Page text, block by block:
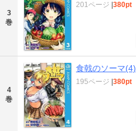
3
巻
201ページ 380pt
4
巻
食戟のソーマ(4)
195ページ 380pt